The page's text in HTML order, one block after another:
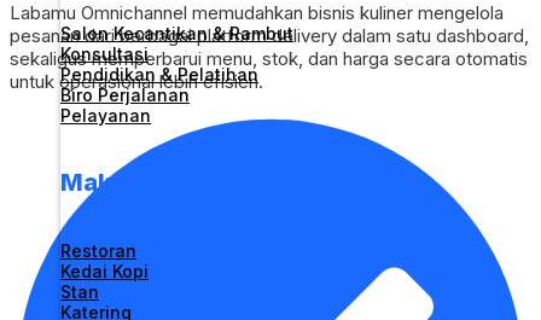
Salon Kecantikan & Rambut
Konsultasi
Pendidikan & Pelatihan
Biro Perjalanan
Pelayanan
Makanan & Minuman
Restoran
Kedai Kopi
Stan
Katering
Labamu Omnichannel memudahkan bisnis kuliner mengelola
pesanan dari berbagai platform delivery dalam satu dashboard,
sekaligus memperbarui menu, stok, dan harga secara otomatis
untuk operasional lebih efisien.